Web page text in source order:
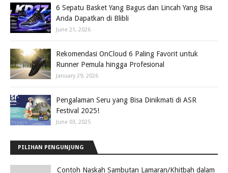
6 Sepatu Basket Yang Bagus dan Lincah Yang Bisa
Anda Dapatkan di Blibli
June 21, 2026
Rekomendasi OnCloud 6 Paling Favorit untuk
Runner Pemula hingga Profesional
January 29, 2026
Pengalaman Seru yang Bisa Dinikmati di ASR
Festival 2025!
June 03, 2025
PILIHAN PENGUNJUNG
Contoh Naskah Sambutan Lamaran/Khitbah dalam